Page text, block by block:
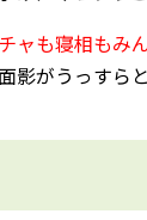
ャも寝相もみ
影がうっすら